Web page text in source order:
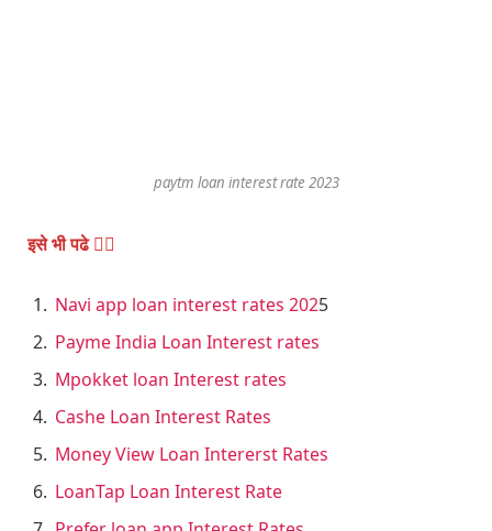
paytm loan interest rate 2023
इसे भी पढे 👇🏿
Navi app loan interest rates 2025
Payme India Loan Interest rates
Mpokket loan Interest rates
Cashe Loan Interest Rates
Money View Loan Intererst Rates
LoanTap Loan Interest Rate